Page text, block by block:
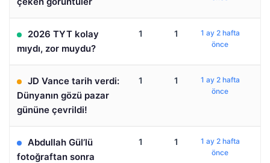
2026 TYT kolay
mıydı, zor muydu?
1 1
1 ay 2 hafta
önce
JD Vance tarih verdi:
Dünyanın gözü pazar
gününe çevrildi!
1 1
1 ay 2 hafta
önce
Abdullah Gül’lü
fotoğraftan sonra
1 1
1 ay 2 hafta
önce